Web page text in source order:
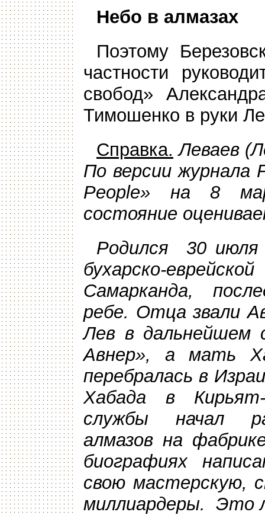
Небо в алмазах
Поэтому
частности
свобод»
Тимошенко в руки
Справка. Леваев
По версии журнала
People» на 8
состояние
Родился 30 июля
бухарско-
Самарканда,
ребе. Отца звали
Лев в дальнейшем
Авнер», а мать
перебралась в
Хабада в
службы начал
алмазов на
биографиях
свою мастерскую,
миллиардеры. Это